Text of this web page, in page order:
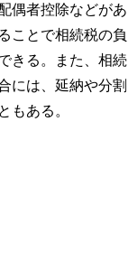
偶者控除などがあ
ことで相続税の負
きる。また、相続
には、延納や分割
もある。